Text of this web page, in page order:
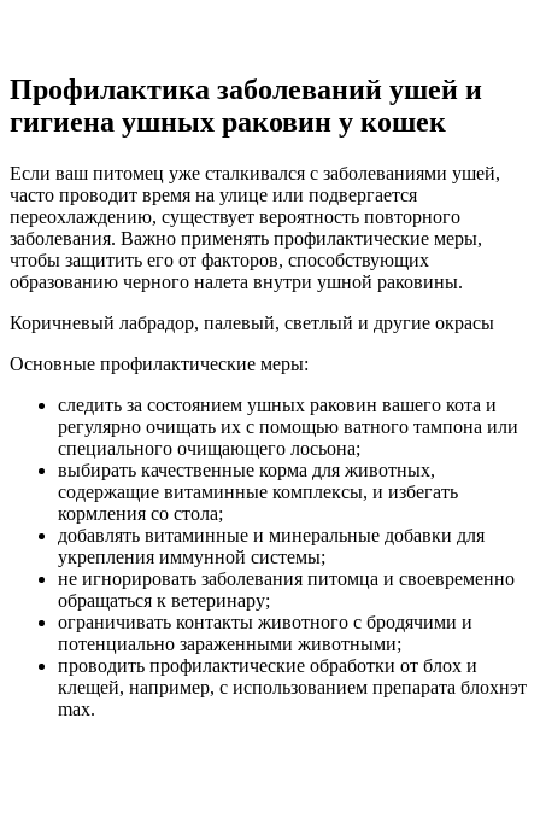
Профилактика заболеваний ушей и
гигиена ушных раковин у кошек
Если ваш питомец уже сталкивался с заболеваниями ушей,
часто проводит время на улице или подвергается
переохлаждению, существует вероятность повторного
заболевания. Важно применять профилактические меры,
чтобы защитить его от факторов, способствующих
образованию черного налета внутри ушной раковины.
Коричневый лабрадор, палевый, светлый и другие окрасы
Основные профилактические меры:
следить за состоянием ушных раковин вашего кота и
регулярно очищать их с помощью ватного тампона или
специального очищающего лосьона;
выбирать качественные корма для животных,
содержащие витаминные комплексы, и избегать
кормления со стола;
добавлять витаминные и минеральные добавки для
укрепления иммунной системы;
не игнорировать заболевания питомца и своевременно
обращаться к ветеринару;
ограничивать контакты животного с бродячими и
потенциально зараженными животными;
проводить профилактические обработки от блох и
клещей, например, с использованием препарата блохнэт
max.